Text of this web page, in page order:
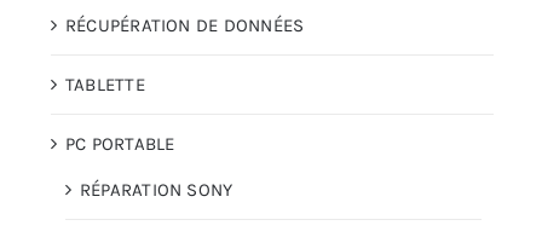
RÉCUPÉRATION DE DONNÉES
TABLETTE
PC PORTABLE
RÉPARATION SONY